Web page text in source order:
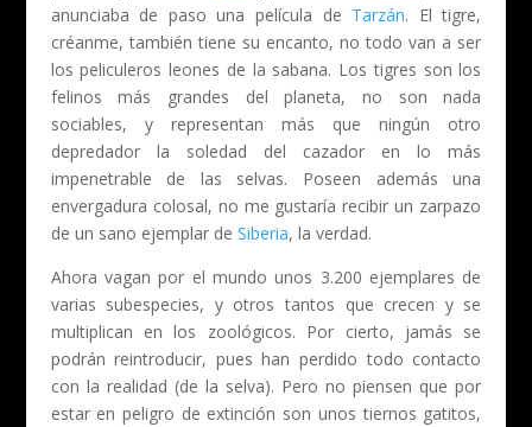
anunciaba de paso una película de Tarzán. El tigre,
créanme,también tiene su encanto, no todo van a ser
los peliculeros leones de la sabana. Los tigres son los
felinos más grandes del planeta, no son nada
sociables, y representan más que ningún otro
depredador la soledad del cazador en lo más
impenetrable de las selvas. Poseen además una
envergadura colosal, no me gustaría recibir un zarpazo
de un sano ejemplar de Siberia, la verdad.
Ahora vagan por el mundo unos 3.200 ejemplares de
varias subespecies, y otros tantos que crecen y se
multiplican en los zoológicos. Por cierto, jamás se
podrán reintroducir, pues han perdido todo contacto
con la realidad (de la selva). Pero no piensen que por
estar en peligro de extinción son unos tiernos gatitos,